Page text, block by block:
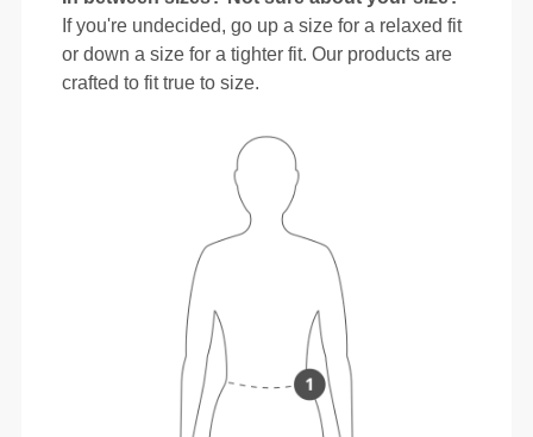
If you're undecided, go up a size for a relaxed fit
or down a size for a tighter fit. Our products are
crafted to fit true to size.